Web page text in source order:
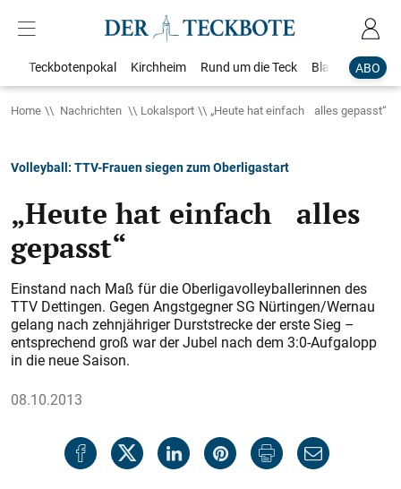
ABO
Teckbotenpokal Kirchheim Rund um die Teck Blaulicht
Home Nachrichten Lokalsport „Heute hat einfach alles gepasst“
Volleyball: TTV-Frauen siegen zum Oberligastart
„Heute hat einfach alles
gepasst“
Einstand nach Maß für die Oberligavolleyballerinnen des
TTV Dettingen. Gegen Angstgegner SG Nürtingen/Wernau
gelang nach zehnjähriger Durststrecke der erste Sieg –
entsprechend groß war der Jubel nach dem 3:0-Aufgalopp
in die neue Saison.
08.10.2013